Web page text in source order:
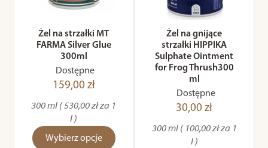
Żel na strzałki MT
FARMA Silver Glue
300ml
Dostępne
159,00 zł
300 ml ( 530,00 zł za 1
l )
Wybierz opcje
Żel na gnijące
strzałki HIPPIKA
Sulphate Ointment
for Frog Thrush300
ml
Dostępne
30,00 zł
300 ml ( 100,00 zł za 1
l )